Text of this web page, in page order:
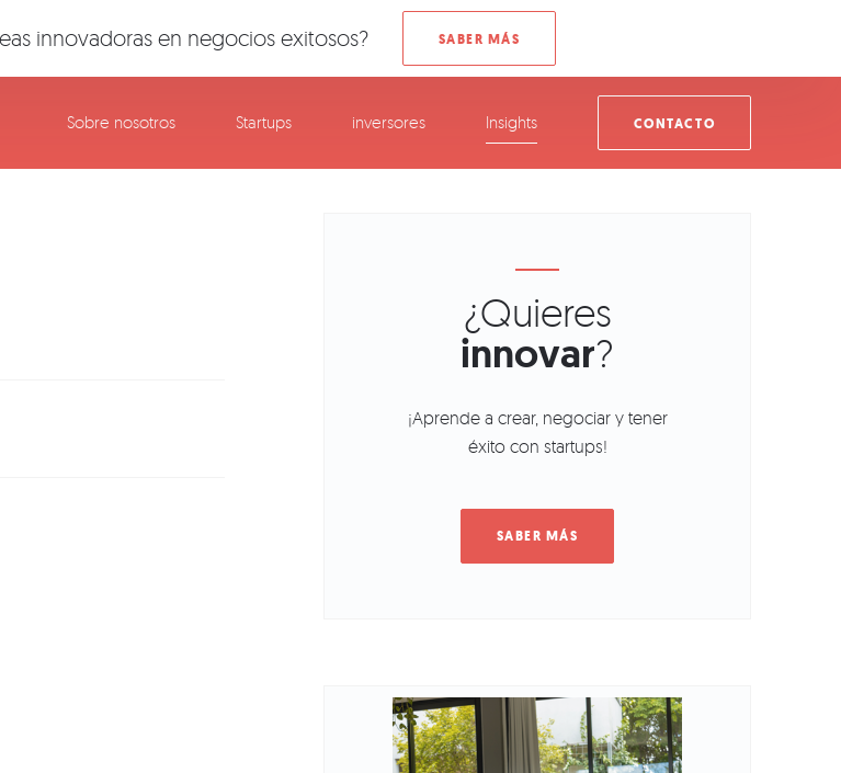
Sobre nosotros Startups inversores Insights CONTACTO
¿Quieres
innovar?
¡Aprende a crear, negociar y tener
éxito con startups!
innovadoras en negocios exitosos?